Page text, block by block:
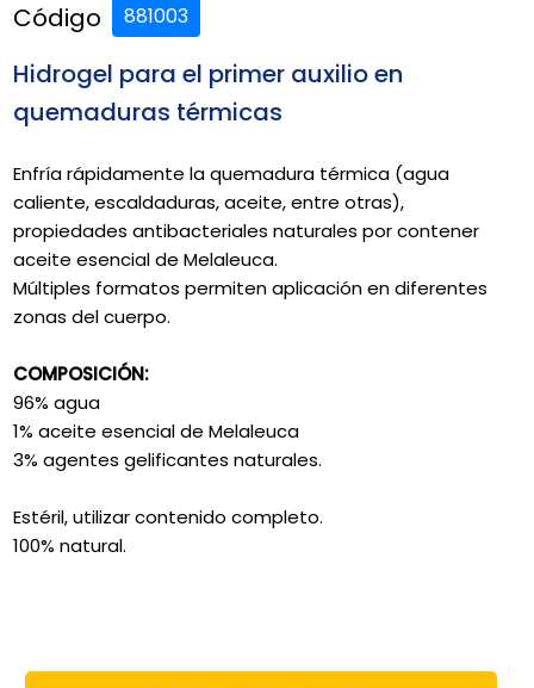
Código 881003
Hidrogel para el primer auxilio en
quemaduras térmicas
Enfría rápidamente la quemadura térmica (agua
caliente, escaldaduras, aceite, entre otras),
propiedades antibacteriales naturales por contener
aceite esencial de Melaleuca.
Múltiples formatos permiten aplicación en diferentes
zonas del cuerpo.
COMPOSICIÓN:
96% agua
1% aceite esencial de Melaleuca
3% agentes gelificantes naturales.
Estéril, utilizar contenido completo.
100% natural.